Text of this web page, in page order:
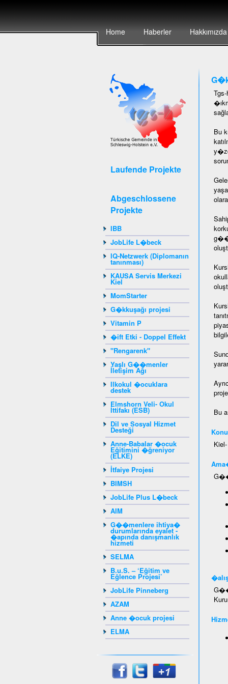
Home Haberler Hakkımızda
Laufende Projekte
Abgeschlossene
Projekte
IBB
JobLife L�beck
IQ-Netzwerk (Diplomanın
tanınması)
KAUSA Servis Merkezi
Kiel
MomStarter
G�kkuşağı projesi
Vitamin P
�ift Etki - Doppel Effekt
"Rengarenk"
Yaşlı G��menler
İletişim Ağı
Ilkokul �ocuklara
destek
Elmshorn Veli- Okul
İttifakı (ESB)
Dil ve Sosyal Hizmet
Desteği
Anne-Babalar �ocuk
Eğitimini �ğreniyor
(ELKE)
İtfaiye Projesi
BIMSH
JobLife Plus L�beck
AIM
G��menlere ihtiya�
durumlarında eyalet -
�apında danışmanlık
hizmeti
SELMA
B.u.S. – ‘Eğitim ve
Eğlence Projesi’
JobLife Pinneberg
AZAM
Anne �ocuk projesi
ELMA
Bu
Bu